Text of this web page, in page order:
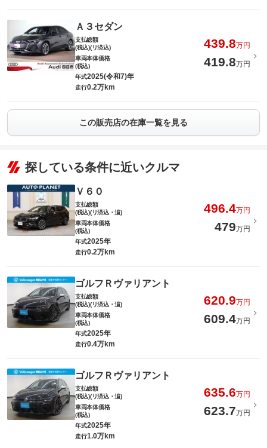
Ａ３セダン
支払総額
(税込)(リ済込)
439.8万円
車両本体価格
(税込)
419.8万円
年式2025(令和7)年
走行0.2万km
この販売店の在庫一覧を見る
探している条件に近いクルマ
Ｖ６０
支払総額
(税込)(リ済込・追)
496.4万円
車両本体価格
(税込)
479万円
年式2025年
走行0.2万km
ゴルフＲヴァリアント
支払総額
(税込)(リ済込・追)
620.9万円
車両本体価格
(税込)
609.4万円
年式2025年
走行0.4万km
ゴルフＲヴァリアント
支払総額
(税込)(リ済込・追)
635.6万円
車両本体価格
(税込)
623.7万円
年式2025年
走行1.0万km